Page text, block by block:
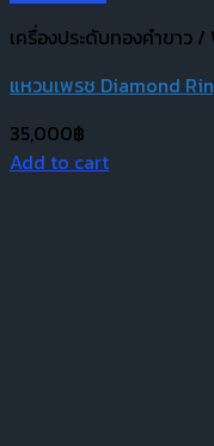
เครื่องประดับทองคำขาว
แหวนเพรช Diamond
35,000฿
Add to cart